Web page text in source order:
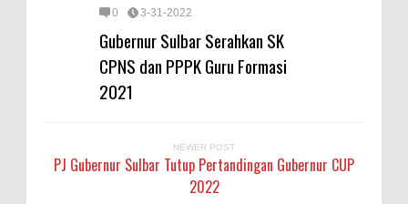
0 3-31-2022
Gubernur Sulbar Serahkan SK
CPNS dan PPPK Guru Formasi
2021
NEWER POST
PJ Gubernur Sulbar Tutup Pertandingan Gubernur CUP
2022